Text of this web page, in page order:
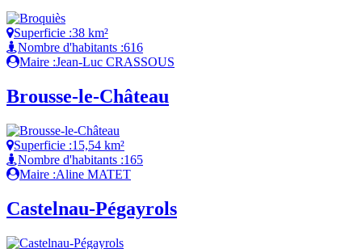
Superficie :38 km²
Nombre d'habitants :616
Maire :Jean-Luc CRASSOUS
Brousse-le-Château
Superficie :15,54 km²
Nombre d'habitants :165
Maire :Aline MATET
Castelnau-Pégayrols